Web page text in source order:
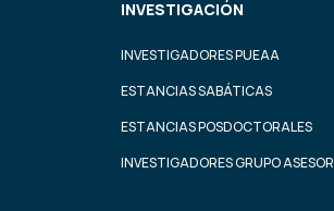
INVESTIGACIÓN
INVESTIGADORES PUEAA
ESTANCIAS SABÁTICAS
ESTANCIAS POSDOCTORALES
INVESTIGADORES GRUPO ASESOR